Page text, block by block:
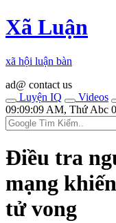
Xã Luận
xã hội luận bàn
ad@ contact us
Luyện IQ
Videos
09:09:09 AM, Thứ Abc
Điều tra
mạng
t‌ử von‌g